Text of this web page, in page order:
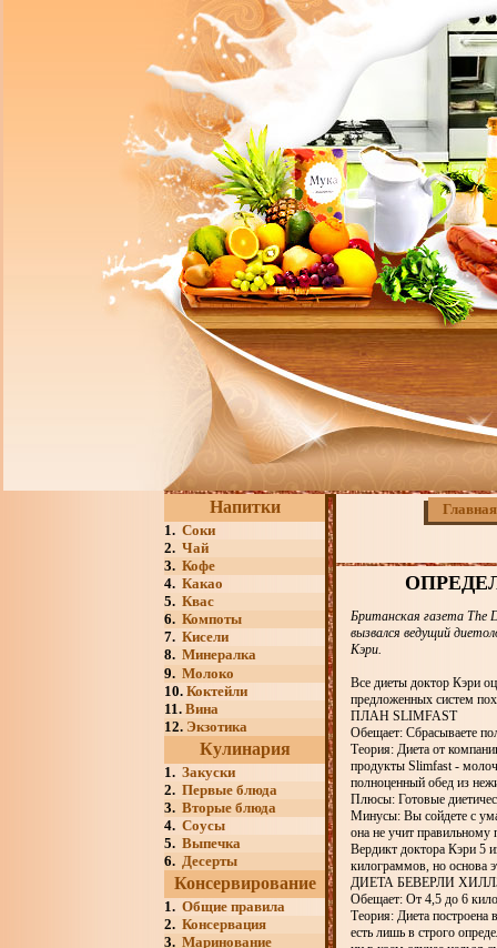
Напитки
1. Соки
2. Чай
3. Кофе
4. Какао
5. Квас
6. Компоты
7. Кисели
8. Минералка
9. Молоко
10. Коктейли
11. Вина
12. Экзотика
Кулинария
1. Закуски
2. Первые блюда
3. Вторые блюда
4. Соусы
5. Выпечка
6. Десерты
Консервирование
1. Общие правила
2. Консервация
3. Маринование
Главная
Британская газета The
вызвался ведущий
Кэри.
Все диеты доктор Кэри
предложенных систем
ПЛАН SLIMFAST
Обещает: Сбрасываете
Теория: Диета от
продукты Slimfast -
полноценный обед из
Плюсы: Готовые
Минусы: Вы сойдете с
она не учит правильному
Вердикт доктора Кэри 5
килограммов, но основа
ДИЕТА БЕВЕРЛИ
Обещает: От 4,5 до 6
Теория: Диета построена
есть лишь в строго